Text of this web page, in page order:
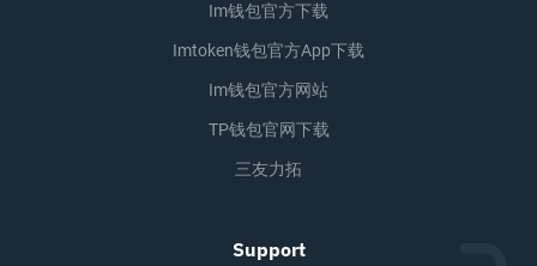
Im钱包官方下载
Imtoken钱包官方app下载
Im钱包官方网站
TP钱包官网下载
三友力拓
Support